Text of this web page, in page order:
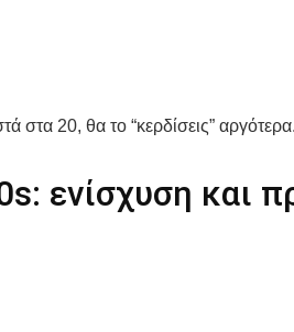
στα 20, θα το “κερδίσεις” αργότερα.
ενίσχυση και